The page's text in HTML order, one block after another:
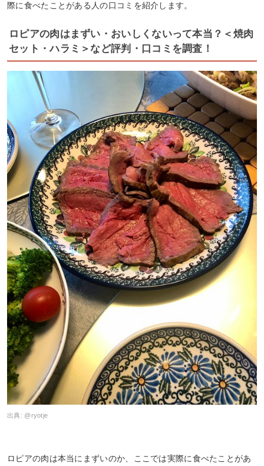
際に食べたことがある人の口コミを紹介します。
ロピアの肉はまずい・おいしくないって本当？＜焼肉
セット・ハラミ＞など評判・口コミを調査！
出典: @ryotje
ロピアの肉は本当にまずいのか、ここでは実際に食べたことがあ